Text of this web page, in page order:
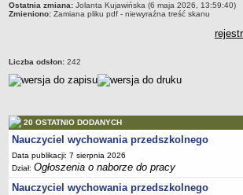
2018
2022
2024
2025
OGŁOSZENIA
DEKLARACJA DOSTĘPNOŚCI
Ostatnia zmiana: Jolanta Kujawińska (6 maja 2026, 13:59:40)
Zmieniono: Zamiana pliku pdf - niewyraźna treść skanu
Liczba odsłon: 242
20 OSTATNIO DODANYCH
Nauczyciel wychowania przedszkolnego
Data publikacji: 7 sierpnia 2026
Dział:Ogłoszenia o naborze do pracy
Nauczyciel wychowania przedszkolnego